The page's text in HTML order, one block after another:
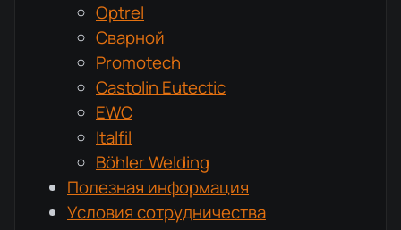
Optrel
Сварной
Promotech
Castolin Eutectic
EWC
Italfil
Böhler Welding
Полезная информация
Условия сотрудничества